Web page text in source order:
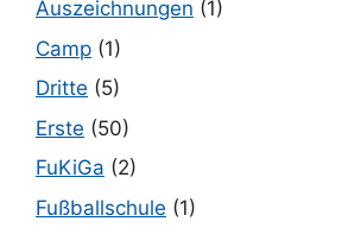
Auszeichnungen (1)
Camp (1)
Dritte (5)
Erste (50)
FuKiGa (2)
Fußballschule (1)